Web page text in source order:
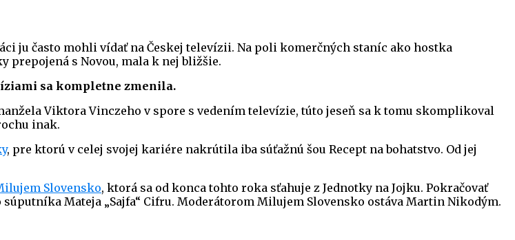
ju často mohli vídať na Českej televízii. Na poli komerčných staníc ako hostka
s Novou, mala k nej bližšie.
sa kompletne zmenila.
Viktora Vinczeho v spore s vedením televízie, túto jeseň sa k tomu skomplikoval
inak.
, pre ktorú v celej svojej kariére nakrútila iba súťažnú šou Recept na bohatstvo. Od jej
Slovensko, ktorá sa od konca tohto roka sťahuje z Jednotky na Jojku. Pokračovať
Mateja „Sajfa“ Cifru. Moderátorom Milujem Slovensko ostáva Martin Nikodým.